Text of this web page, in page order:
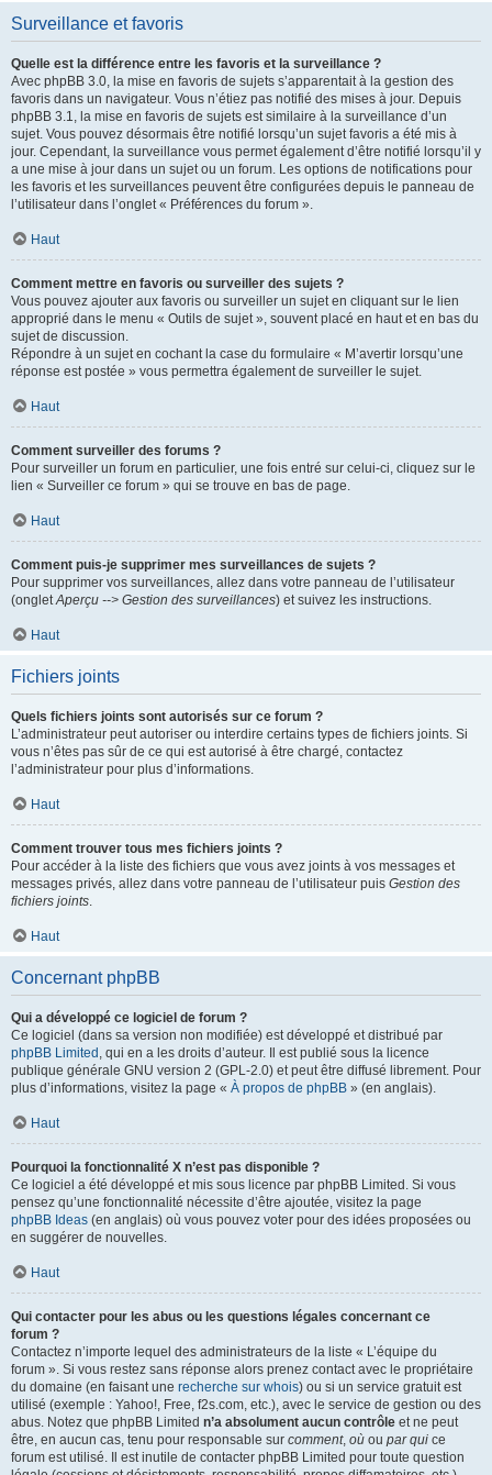
Surveillance et favoris
Quelle est la différence entre les favoris et la surveillance ?
Avec phpBB 3.0, la mise en favoris de sujets s’apparentait à la gestion des
favoris dans un navigateur. Vous n’étiez pas notifié des mises à jour. Depuis
phpBB 3.1, la mise en favoris de sujets est similaire à la surveillance d’un
sujet. Vous pouvez désormais être notifié lorsqu’un sujet favoris a été mis à
jour. Cependant, la surveillance vous permet également d’être notifié lorsqu’il y
a une mise à jour dans un sujet ou un forum. Les options de notifications pour
les favoris et les surveillances peuvent être configurées depuis le panneau de
l’utilisateur dans l’onglet « Préférences du forum ».
Haut
Comment mettre en favoris ou surveiller des sujets ?
Vous pouvez ajouter aux favoris ou surveiller un sujet en cliquant sur le lien
approprié dans le menu « Outils de sujet », souvent placé en haut et en bas du
sujet de discussion.
Répondre à un sujet en cochant la case du formulaire « M’avertir lorsqu’une
réponse est postée » vous permettra également de surveiller le sujet.
Haut
Comment surveiller des forums ?
Pour surveiller un forum en particulier, une fois entré sur celui-ci, cliquez sur le
lien « Surveiller ce forum » qui se trouve en bas de page.
Haut
Comment puis-je supprimer mes surveillances de sujets ?
Pour supprimer vos surveillances, allez dans votre panneau de l’utilisateur
(ongletAperçu --> Gestion des surveillances) et suivez les instructions.
Haut
Fichiers joints
Quels fichiers joints sont autorisés sur ce forum ?
L’administrateur peut autoriser ou interdire certains types de fichiers joints. Si
vous n’êtes pas sûr de ce qui est autorisé à être chargé, contactez
l’administrateur pour plus d’informations.
Haut
Comment trouver tous mes fichiers joints ?
Pour accéder à la liste des fichiers que vous avez joints à vos messages et
messages privés, allez dans votre panneau de l’utilisateur puis Gestion des
fichiers joints.
Haut
Concernant phpBB
Qui a développé ce logiciel de forum ?
Ce logiciel (dans sa version non modifiée) est développé et distribué par
phpBB Limited , qui en a les droits d’auteur. Il est publié sous la licence
publique générale GNU version 2 (GPL-2.0) et peut être diffusé librement. Pour
plus d’informations, visitez la page « À propos de phpBB » (en anglais).
Haut
Pourquoi la fonctionnalité X n’est pas disponible ?
Ce logiciel a été développé et mis sous licence par phpBB Limited. Si vous
pensez qu’une fonctionnalité nécessite d’être ajoutée, visitez la page
phpBB Ideas (en anglais) où vous pouvez voter pour des idées proposées ou
en suggérer de nouvelles.
Haut
Qui contacter pour les abus ou les questions légales concernant ce
forum ?
Contactez n’importe lequel des administrateurs de la liste « L’équipe du
forum ». Si vous restez sans réponse alors prenez contact avec le propriétaire
du domaine (en faisant une recherche sur whois) ou si un service gratuit est
utilisé (exemple : Yahoo!, Free, f2s.com, etc.), avec le service de gestion ou des
abus. Notez que phpBB Limited n’a absolument aucun contrôle et ne peut
être, en aucun cas, tenu pour responsable sur comment, où ou par qui ce
forum est utilisé. Il est inutile de contacter phpBB Limited pour toute question